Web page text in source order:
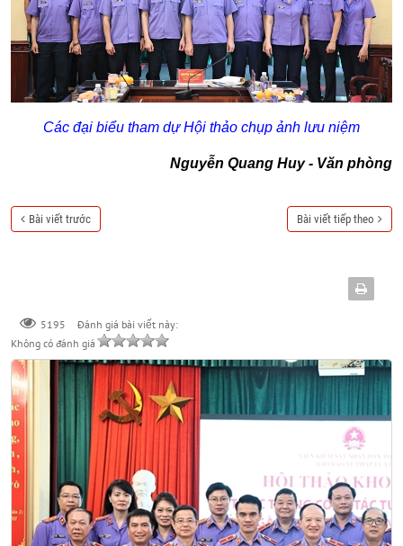
Các đại biểu tham dự Hội thảo chụp ảnh lưu niệm
Nguyễn Quang Huy - Văn phòng
Bài viết trước Bài viết tiếp theo
5195
Đánh giá bài viết này:
Không có đánh giá